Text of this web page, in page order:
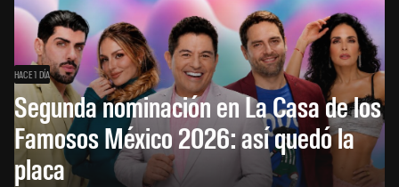
HACE 1 DÍA
Segunda nominación en La Casa de los
Famosos México 2026: así quedó la
placa